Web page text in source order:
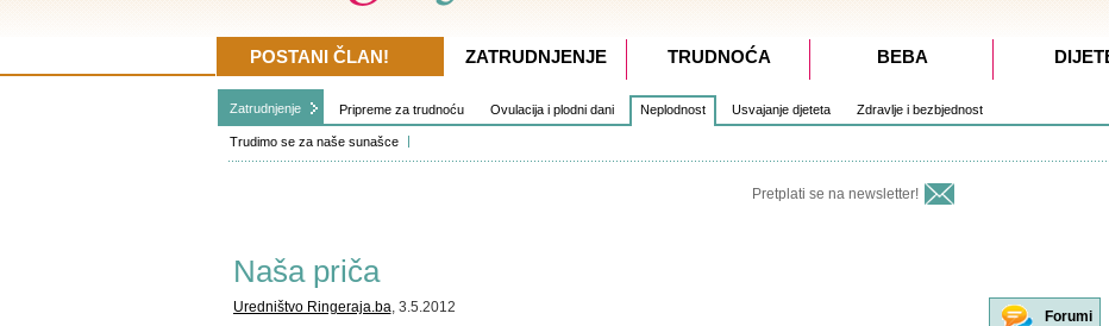
Zatrudnjenje Pripreme za trudnoću Ovulacija i plodni dani Neplodnost
Trudimo se za naše sunašce
Usvajanje djeteta Zdravlje i bezbjednost
Pretplati se na newsletter!
Naša priča
Uredništvo Ringeraja.ba, 3.5.2012
Forumi
POSTANI ČLAN! ZATRUDNJENJE TRUDNOĆA BEBA